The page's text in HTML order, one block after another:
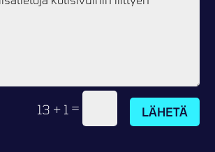
13 + 1 = LÄHETÄ